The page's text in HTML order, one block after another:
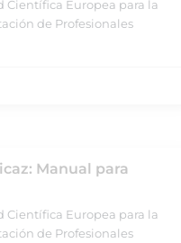
Científica Europea para la
de Profesionales
Manual para
Científica Europea para la
de Profesionales